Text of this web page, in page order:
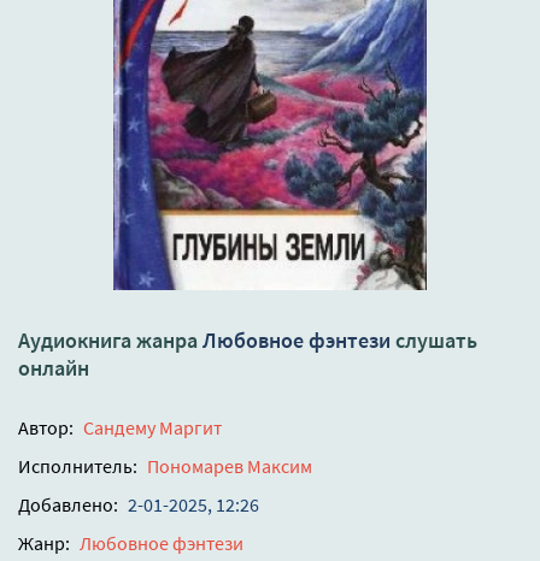
Аудиокнига жанра Любовное фэнтези слушать
онлайн
Автор: Сандему Маргит
Исполнитель: Пономарев Максим
Добавлено: 2-01-2025, 12:26
Жанр: Любовное фэнтези